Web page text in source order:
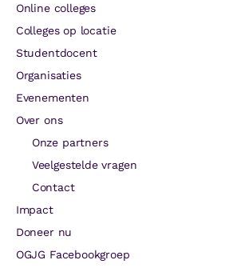
Online colleges
Colleges op locatie
Studentdocent
Organisaties
Evenementen
Over ons
Onze partners
Veelgestelde vragen
Contact
Impact
Doneer nu
OGJG Facebookgroep